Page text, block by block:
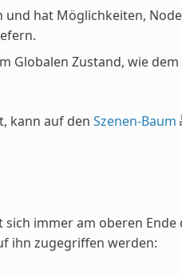
hat Möglichkeiten,
Globalen Zustand, wie
kann auf den Szenen-Baum
sich immer am oberen Ende
ihn zugegriffen werden: